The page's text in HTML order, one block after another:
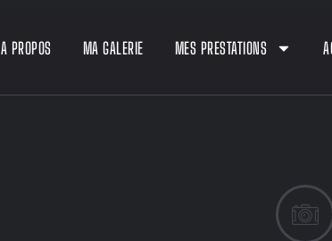
A PROPOS MA GALERIE MES PRESTATIONS